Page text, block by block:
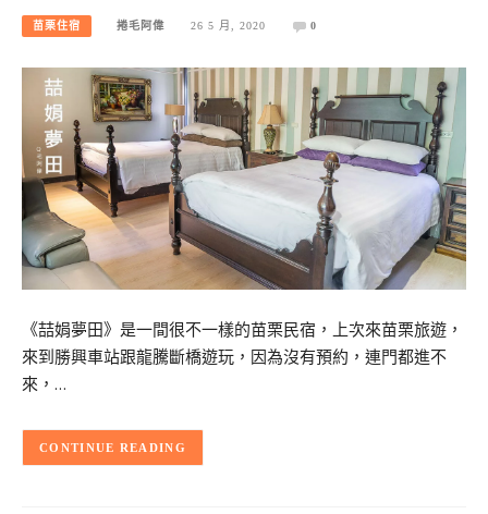
苗栗住宿 捲毛阿偉 26 5 月, 2020 0
《喆娟夢田》是一間很不一樣的苗栗民宿，上次來苗栗旅遊，
來到勝興車站跟龍騰斷橋遊玩，因為沒有預約，連門都進不
來，…
CONTINUE READING